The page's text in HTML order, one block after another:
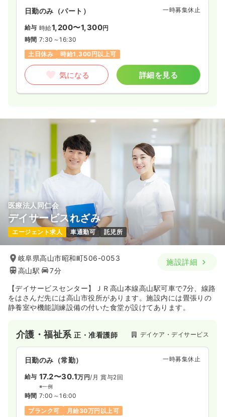
日勤のみ（パート） 一時募集休止
給与 時給1,200〜1,300円
時間 7:30～16:30
土日休み
時給1,300円以上可
気になる 詳細を見る
医療法人同仁会
デイサービスれざみ
エージェント求人 車通勤可 託児所
岐阜県高山市昭和町506-0053
高山駅
7分
施設詳細
【デイサービスセンター】ＪＲ高山本線高山駅可車で7分、線路
をはさんだ先には高山市役所があります。施設内には畳張りの
静養室や機能訓練設備の付いた食堂が設けてあります。
介護・福祉系正・准看護師 デイケア・デイサービス
日勤のみ（常勤） 一時募集休止
給与 17.2〜30.1万円/月 賞与2回
※一例
時間 7:00～16:00
ブランク可
月給30万円以上可